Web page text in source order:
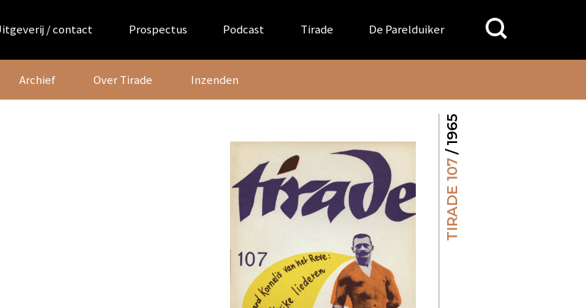
/ contact Prospectus Podcast Tirade De Parelduiker
Search
for:
Archief Over Tirade Inzenden
TIRADE 107
/ 1965